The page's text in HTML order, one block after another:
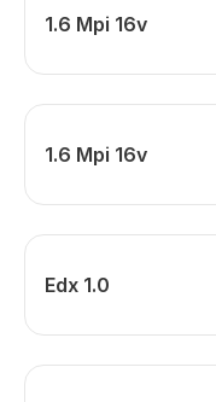
1.6 Mpi 16v
1.6 Mpi 16v
Edx 1.0